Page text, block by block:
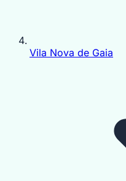
Vila Nova de Gaia